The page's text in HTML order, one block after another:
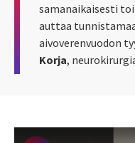
samanaikaisesti
auttaa
aivoverenvuodon
Korja,